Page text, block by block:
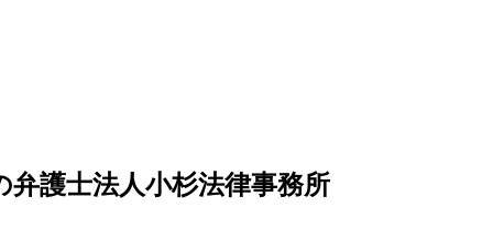
護士法人小杉法律事務所